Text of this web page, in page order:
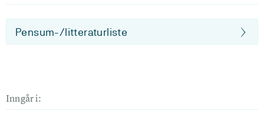
Pensum-/litteraturliste
Inngår i: